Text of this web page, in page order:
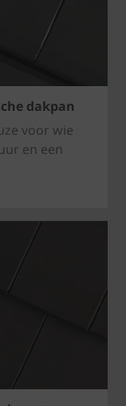
dakpan
voor wie
en een